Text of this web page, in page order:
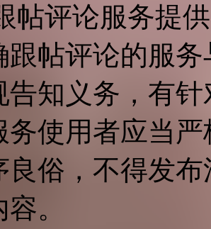
帖评论服务提
跟帖评论的服
告知义务，有
务使用者应当
良俗，不得发
。